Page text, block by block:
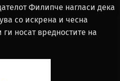
Филипче нагласи дека
со искрена и чесна
носат вредностите на